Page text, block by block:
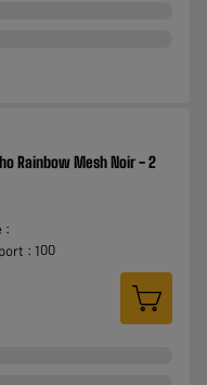
Rainbow Mesh Noir - 2
:
: 100